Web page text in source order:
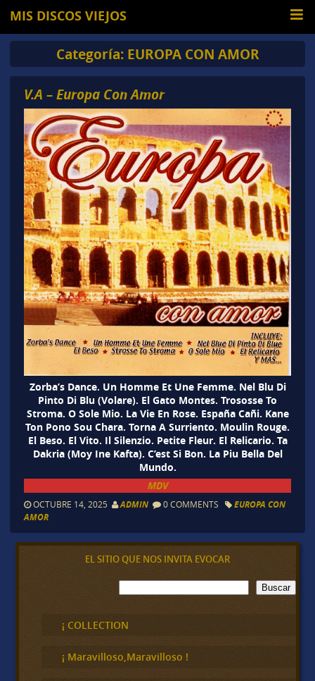
MIS DISCOS VIEJOS
Categoría: EUROPA CON AMOR
V.A – Europa Con Amor
Zorba’s Dance. Un Homme Et Une Femme. Nel Blu Di
Pinto Di Blu (Volare). El Gato Montes. Trososse To
Stroma. O Sole Mio. La Vie En Rose. España Cañi. Kane
Ton Pono Sou Chara. Torna A Surriento. Moulin Rouge.
El Beso. El Vito. Il Silenzio. Petite Fleur. El Relicario. Ta
Dakria (Moy Ine Kafta). C’est Si Bon. La Piu Bella Del
Mundo.
MDV
OCTUBRE 14, 2025 ADMIN 0 COMMENTS
EUROPA CON
AMOR
EL SITIO QUE NOS INVITA EVOCAR
B
u
c
a
Buscar
¡ COLLECTION
¡ Maravilloso,Maravilloso !